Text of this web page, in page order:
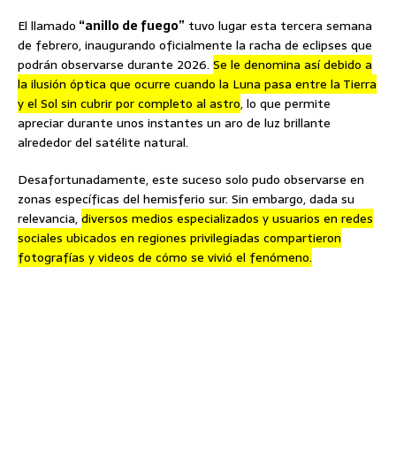
El llamado “anillo de fuego” tuvo lugar esta tercera semana
de febrero, inaugurando oficialmente la racha de eclipses que
podrán observarse durante 2026. Se le denomina así debido a
la ilusión óptica que ocurre cuando la Luna pasa entre la Tierra
y el Sol sin cubrir por completo al astro, lo que permite
apreciar durante unos instantes un aro de luz brillante
alrededor del satélite natural.
Desafortunadamente, este suceso solo pudo observarse en
zonas específicas del hemisferio sur. Sin embargo, dada su
relevancia,diversos medios especializados y usuarios en redes
sociales ubicados en regiones privilegiadas compartieron
fotografías y videos de cómo se vivió el fenómeno.